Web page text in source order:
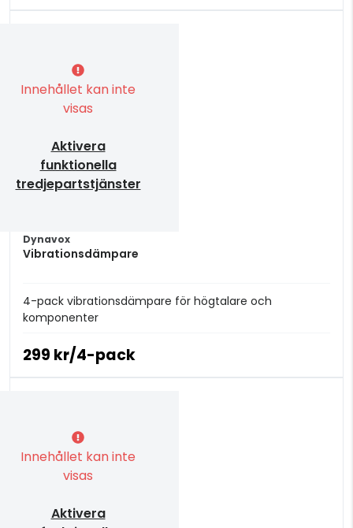
Innehållet kan inte
visas
Aktivera
funktionella
tredjepartstjänster
Dynavox
Vibrationsdämpare
4-pack vibrationsdämpare för högtalare och
komponenter
299 kr/4-pack
Innehållet kan inte
visas
Aktivera